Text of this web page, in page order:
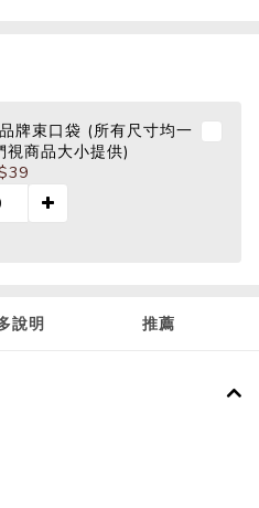
牌束口袋 (所有尺寸均一
視商品大小提供)
說明 推薦